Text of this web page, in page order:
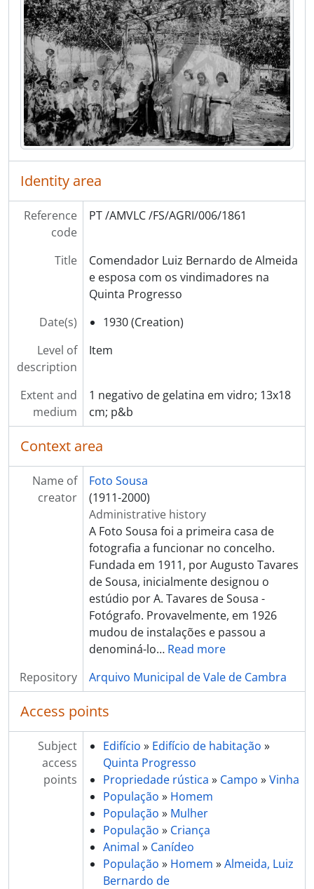
[Part] ANIMAIS
[Part] SEGURANÇA PÚBLICA
[Part] TRANSPORTES
[Part] OBRAS PÚBLICAS
[Part] PATRIMÓNIO
[Part] INSTITUIÇÕES
[Part] ASSOCIAÇÕES
[Part] EMPRESAS
[Series] Álbuns de fotografias
[Series] Livros de registo de clientes
Identity area
Reference
code
PT /AMVLC /FS/AGRI/006/1861
Title
Comendador Luiz Bernardo de Almeida
e esposa com os vindimadores na
Quinta Progresso
Date(s)
1930 (Creation)
Level of
description
Item
Extent and
medium
1 negativo de gelatina em vidro; 13x18
cm; p&b
Context area
Name of
creator
Foto Sousa
(1911-2000)
Administrative history
A Foto Sousa foi a primeira casa de
fotografia a funcionar no concelho.
Fundada em 1911, por Augusto Tavares
de Sousa, inicialmente designou o
estúdio por A. Tavares de Sousa -
Fotógrafo. Provavelmente, em 1926
mudou de instalações e passou a
denominá-lo… Read more
Repository
Arquivo Municipal de Vale de Cambra
Access points
Subject
access
points
Edifício » Edifício de habitação »
Quinta Progresso
Propriedade rústica » Campo »Vinha
População » Homem
População » Mulher
População » Criança
Animal » Canídeo
População » Homem »Almeida, Luiz
Bernardo de